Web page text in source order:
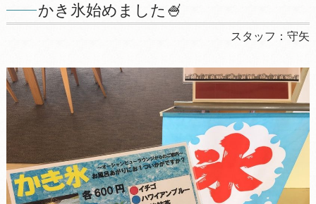
かき氷始めました🍧
スタッフ：守矢